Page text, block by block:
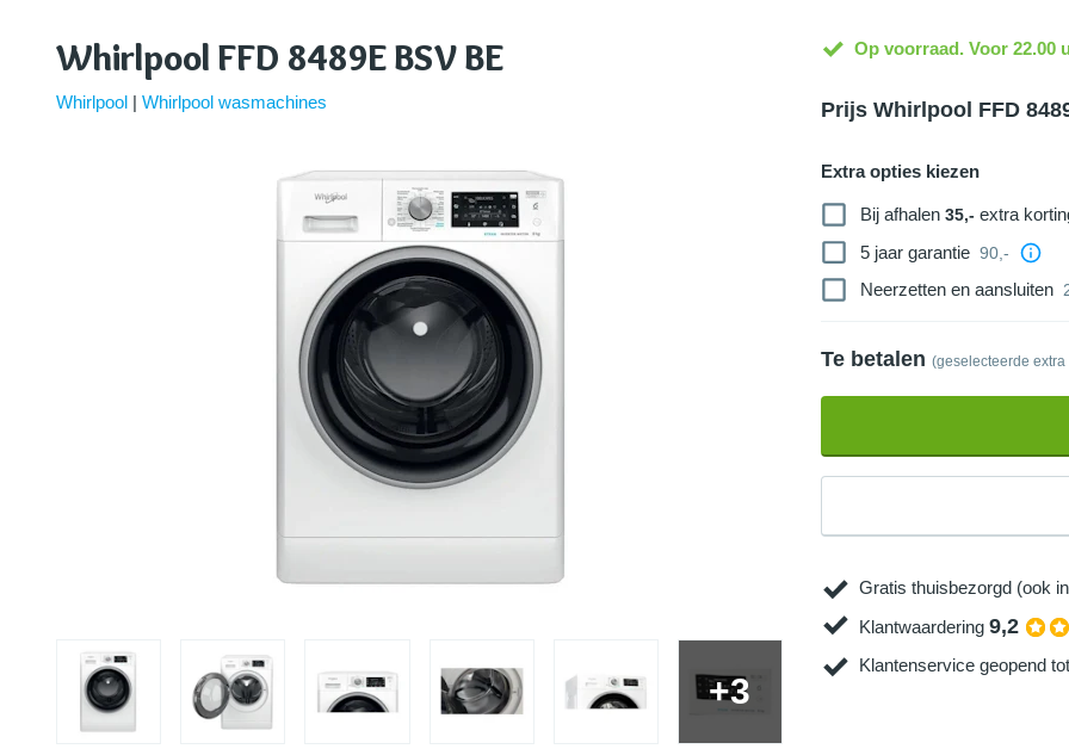
Whirlpool FFD 8489E BSV BE
Whirlpool | Whirlpool wasmachines
+3
Op voorraad. Voor 22.00
Prijs Whirlpool FFD
Extra opties kiezen
Bij afhalen 35,-extra
5 jaar garantie 90,-
Neerzetten en aansluiten
Te betalen (geselecteerde
Gratis thuisbezorgd (ook
Klantwaardering 9,2
Klantenservice geopend